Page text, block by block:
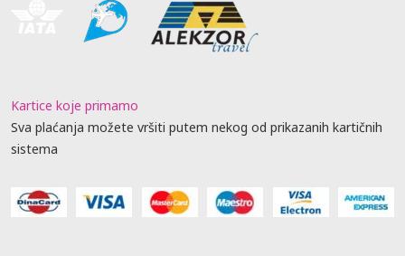
Kartice koje primamo
Sva plaćanja možete vršiti putem nekog od prikazanih kartičnih
sistema